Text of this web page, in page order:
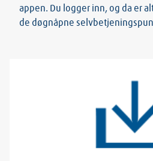
appen. Du logger inn, og da er
de døgnåpne